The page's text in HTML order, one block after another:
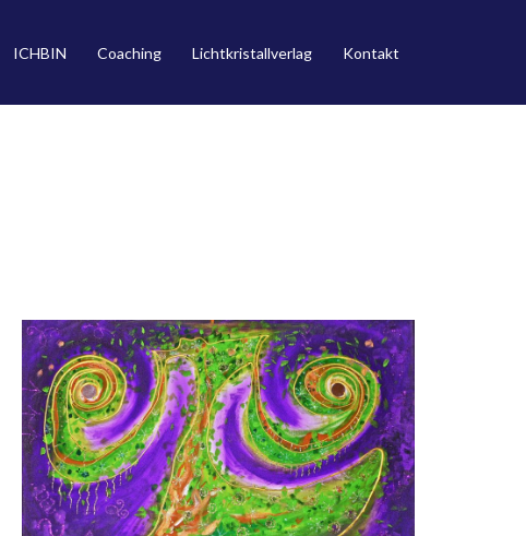
ICHBIN Coaching Lichtkristallverlag Kontakt